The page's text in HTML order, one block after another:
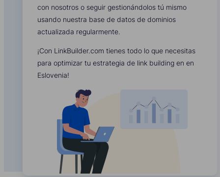
con nosotros o seguir gestionándolos tú mismo
usando nuestra base de datos de dominios
actualizada regularmente.
¡Con LinkBuilder.com tienes todo lo que necesitas
para optimizar tu estrategia de link building en en
Eslovenia!